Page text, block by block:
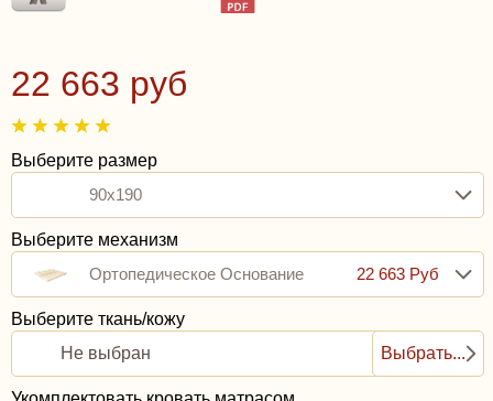
22 663 руб
Выберите размер
90x190
Выберите механизм
Ортопедическое Основание
(базовое): Гнутоклееные
Ламели С Ламеледержателями
22 663 Руб
Выберите ткань/кожу
Не выбран
Выбрать...